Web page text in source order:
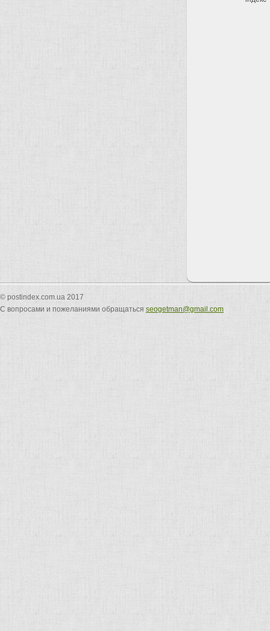
© postindex.com.ua 2017
С вопросами и пожеланиями обращаться seogetman@gmail.com